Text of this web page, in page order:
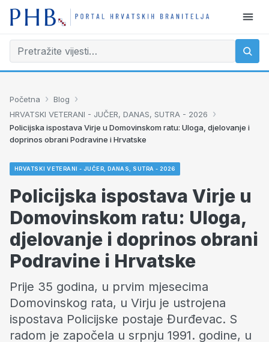
Početna › Blog ›
HRVATSKI VETERANI - JUČER, DANAS, SUTRA - 2026 ›
Policijska ispostava Virje u Domovinskom ratu: Uloga, djelovanje i
doprinos obrani Podravine i Hrvatske
HRVATSKI VETERANI - JUČER, DANAS, SUTRA - 2026
Policijska ispostava Virje u
Domovinskom ratu: Uloga,
djelovanje i doprinos obrani
Podravine i Hrvatske
Prije 35 godina, u prvim mjesecima
Domovinskog rata, u Virju je ustrojena
ispostava Policijske postaje Đurđevac. S
radom je započela u srpnju 1991. godine, u